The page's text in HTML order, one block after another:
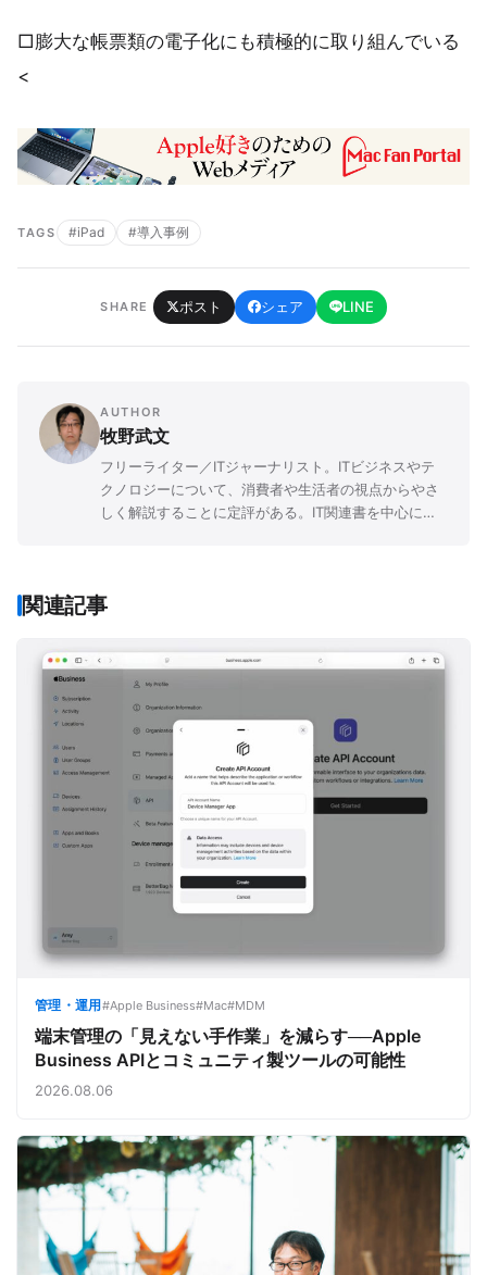
□膨大な帳票類の電子化にも積極的に取り組んでいる
<
TAGS #iPad #導入事例
SHARE ポスト シェア LINE
AUTHOR
牧野武文
フリーライター／ITジャーナリスト。ITビジネスやテ
クノロジーについて、消費者や生活者の視点からやさ
しく解説することに定評がある。IT関連書を中心に
関連記事
管理・運用#Apple Business#Mac#MDM
端末管理の「見えない手作業」を減らす──Apple
Business APIとコミュニティ製ツールの可能性
2026.08.06